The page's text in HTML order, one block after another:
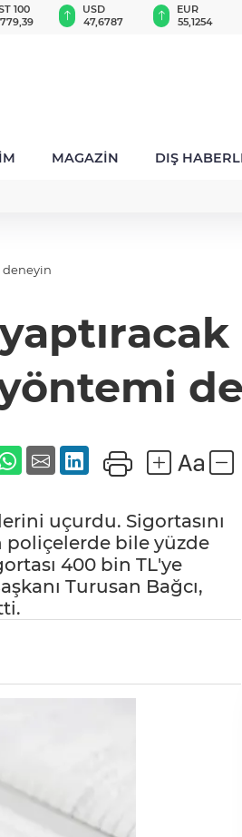
100
USD
47,6787
EUR
55,1254
MAGAZİN DIŞ
deneyin
uçurdu. Sigortasını
poliçelerde bile yüzde
400 bin TL'ye
Turusan Bağcı,